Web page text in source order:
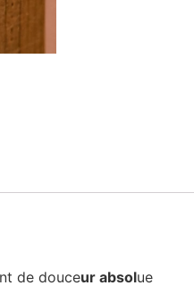
de douceur absolue